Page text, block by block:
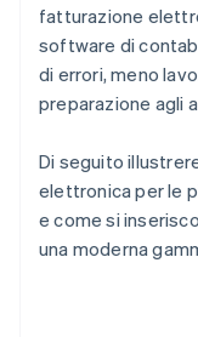
fatturazione
software di
di errori, meno
preparazione agli
Di seguito
elettronica per le
e come si
una moderna